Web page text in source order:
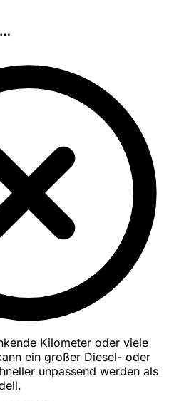
…
Kilometer oder viele
ein großer Diesel- oder
unpassend werden als